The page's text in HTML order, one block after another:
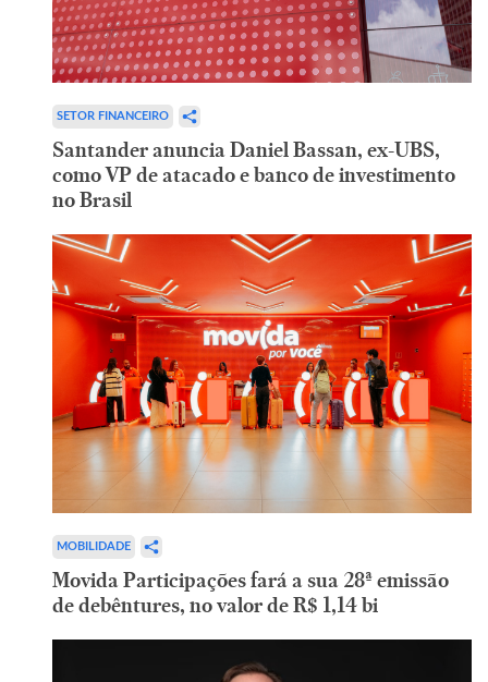
SETOR FINANCEIRO
Santander anuncia Daniel Bassan, ex-UBS,
como VP de atacado e banco de investimento
no Brasil
MOBILIDADE
Movida Participações fará a sua 28ª emissão
de debêntures, no valor de R$ 1,14 bi